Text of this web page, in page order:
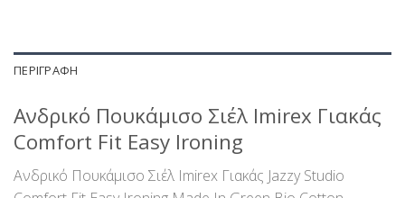
ΠΕΡΙΓΡΑΦΉ
Ανδρικό Πουκάμισο Σιέλ Ιmirex Γιακάς
Comfort Fit Easy Ιroning
Ανδρικό Πουκάμισο Σιέλ Ιmirex Γιακάς Jazzy Studio